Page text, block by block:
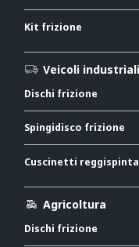
Kit frizione
Veicoli industriali
Dischi frizione
Spingidisco frizione
Cuscinetti
Agricoltura
Dischi frizione